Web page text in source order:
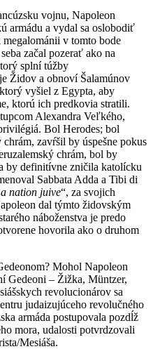
vojnu, Napoleon
armádu a vydal sa oslobodiť
v tomto bode
začal pozerať ako na
splní túžby
Židov a obnoví Šalamúnov
vyšiel z Egypta, aby
ktorú ich predkovia stratili.
Alexandra Veľkého,
Bol Herodes; bol
zavŕšil by úspešne pokus
chrám, bol by
by definitívne zničila katolícku
Sabbata Adda a Tibi di
nation juive“, za svojich
dal týmto židovským
náboženstva je predo
hovorila ako o druhom
Mohol Napoleon
Gedeoni – Žižka, Müntzer,
revolucionárov sa
judaizujúceho revolučného
armáda postupovala pozdĺž
mora, udalosti potvrdzovali
Mesiáša.